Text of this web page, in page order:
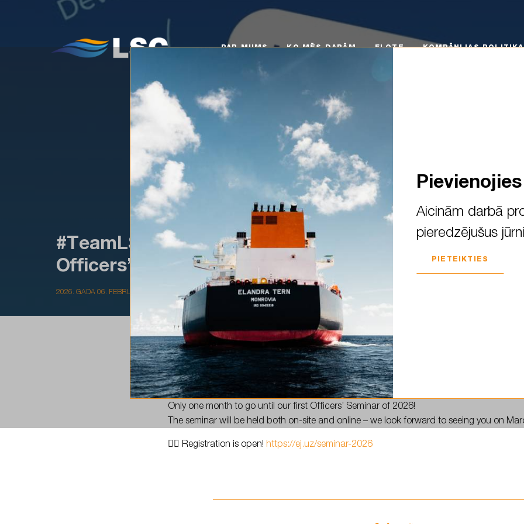
PAR MUMS KOMPĀNIJAS POLITIKA
PAR MUMS KO MĒS DARĀM FLOTE KOMPĀNIJAS POLITIKA
#TeamLSC mark your calendars! Only one month
Officers’ Seminar…
2026. GADA 06. FEBRUĀRIS
#TeamLSCmark your calendars! 📢
Only one month to go until our first Officers’ Seminar of 2026!
The seminar will be held both on-site and online – we look forward to seeing you on
✍🏻 Registration is open! https://ej.uz/seminar-2026
Aicinām darbā
pieredzējušus
PIETEIKTIES